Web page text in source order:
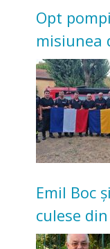
Opt
misiunea
incendii
Emil Boc
culese
nu poate